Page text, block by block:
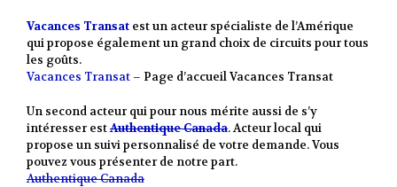
Vacances Transat est un acteur spécialiste de l’Amérique
qui propose également un grand choix de circuits pour tous
les goûts.
Vacances Transat – Page d’accueil Vacances Transat
Un second acteur qui pour nous mérite aussi de s’y
intéresser estAuthentique Canada. Acteur local qui
propose un suivi personnalisé de votre demande. Vous
pouvez vous présenter de notre part.
Authentique Canada